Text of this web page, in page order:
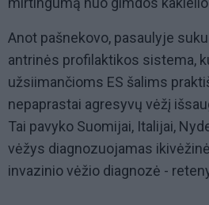
Anot pašnekovo, pasaulyje
antrinės profilaktikos sistema,
užsiimančioms ES šalims
nepaprastai agresyvų vėžį
Tai pavyko Suomijai, Italijai,
vėžys diagnozuojamas
invazinio vėžio diagnozė -